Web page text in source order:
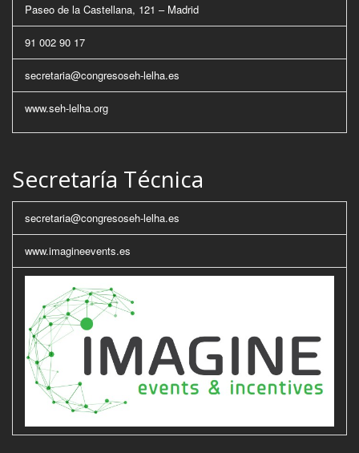
Paseo de la Castellana, 121 – Madrid
91 002 90 17
secretaria@congresoseh-lelha.es
www.seh-lelha.org
Secretaría Técnica
secretaria@congresoseh-lelha.es
www.imagineevents.es